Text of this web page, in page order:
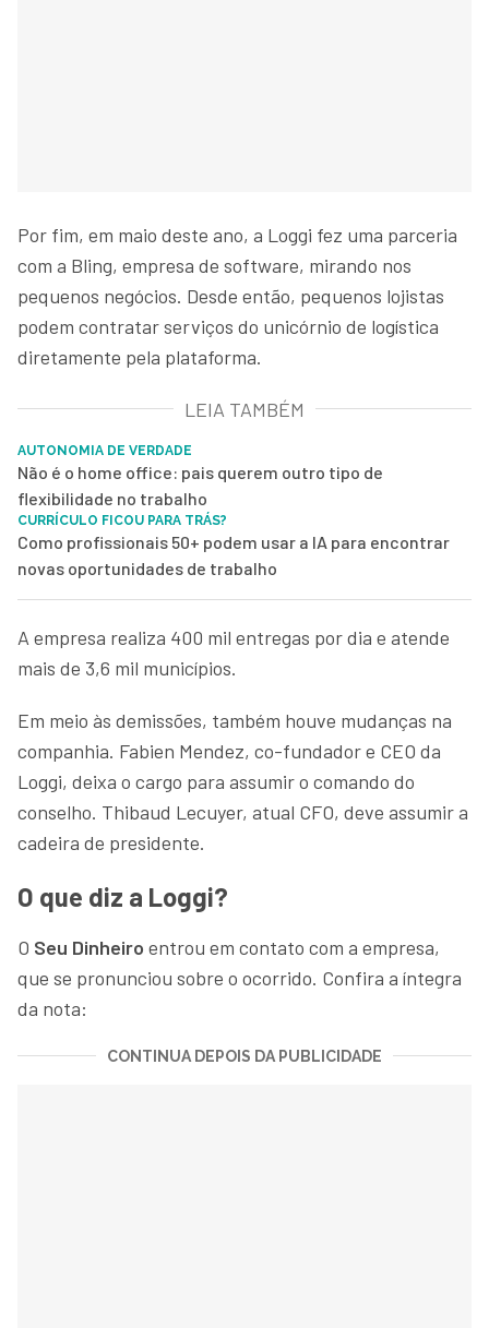
Por fim, em maio deste ano, a Loggi fez uma parceria
com a Bling, empresa de software, mirando nos
pequenos negócios. Desde então, pequenos lojistas
podem contratar serviços do unicórnio de logística
diretamente pela plataforma.
LEIA TAMBÉM
AUTONOMIA DE VERDADE
Não é o home office: pais querem outro tipo de
flexibilidade no trabalho
CURRÍCULO FICOU PARA TRÁS?
Como profissionais 50+ podem usar a IA para encontrar
novas oportunidades de trabalho
A empresa realiza 400 mil entregas por dia e atende
mais de 3,6 mil municípios.
Em meio às demissões, também houve mudanças na
companhia. Fabien Mendez, co-fundador e CEO da
Loggi, deixa o cargo para assumir o comando do
conselho. Thibaud Lecuyer, atual CFO, deve assumir a
cadeira de presidente.
O que diz a Loggi?
O Seu Dinheiro entrou em contato com a empresa,
que se pronunciou sobre o ocorrido. Confira a íntegra
da nota:
CONTINUA DEPOIS DA PUBLICIDADE